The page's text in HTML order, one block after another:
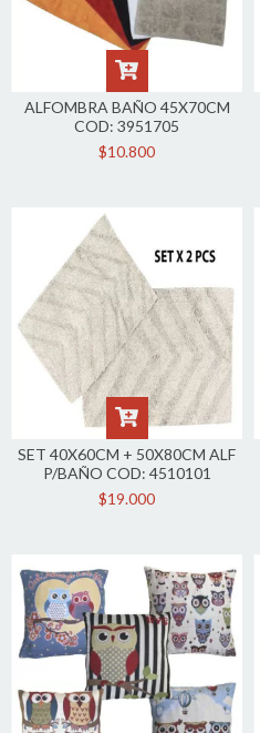
ALFOMBRA BAÑO 45X70CM
COD: 3951705
$10.800
SET 40X60CM + 50X80CM ALF
P/BAÑO COD: 4510101
$19.000